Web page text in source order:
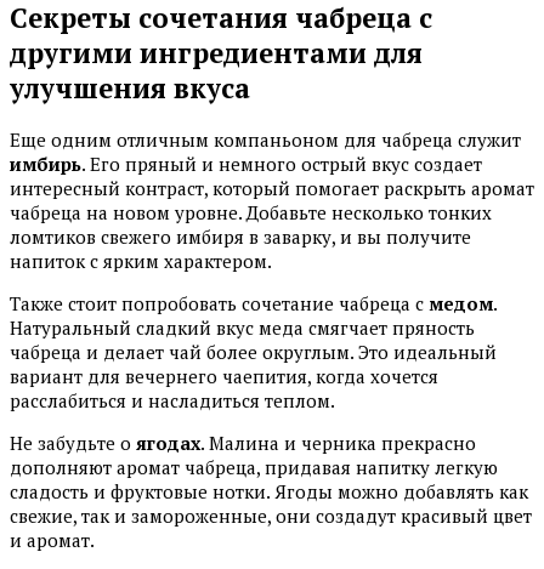
Секреты сочетания чабреца с
другими ингредиентами для
улучшения вкуса
Еще одним отличным компаньоном для чабреца служит
имбирь. Его пряный и немного острый вкус создает
интересный контраст, который помогает раскрыть аромат
чабреца на новом уровне. Добавьте несколько тонких
ломтиков свежего имбиря в заварку, и вы получите
напиток с ярким характером.
Также стоит попробовать сочетание чабреца с медом.
Натуральный сладкий вкус меда смягчает пряность
чабреца и делает чай более округлым. Это идеальный
вариант для вечернего чаепития, когда хочется
расслабиться и насладиться теплом.
Не забудьте о ягодах. Малина и черника прекрасно
дополняют аромат чабреца, придавая напитку легкую
сладость и фруктовые нотки. Ягоды можно добавлять как
свежие, так и замороженные, они создадут красивый цвет
и аромат.